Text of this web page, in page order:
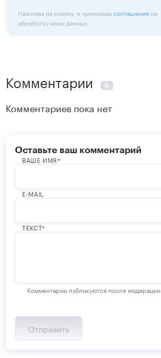
Нажимая на кнопку, я принимаюсоглашение на
обработку моих данных.
Комментарии 0
Комментариев пока нет
Оставьте ваш комментарий
ВАШЕ ИМЯ
E-MAIL
ТЕКСТ
Комментарии публикуются после модерации